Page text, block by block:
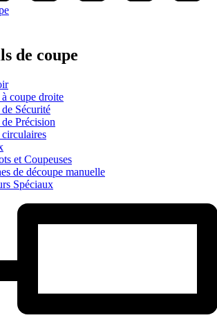
de coupe
coupe droite
Sécurité
Précision
et Coupeuses
de découpe manuelle
Spéciaux